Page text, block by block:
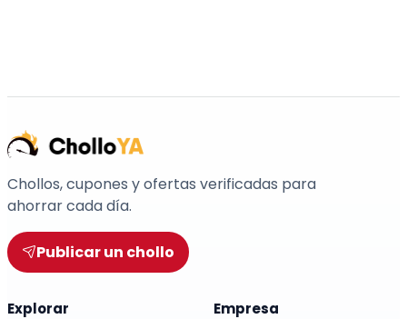
Chollos, cupones y ofertas verificadas para
ahorrar cada día.
Publicar un chollo
Explorar Empresa